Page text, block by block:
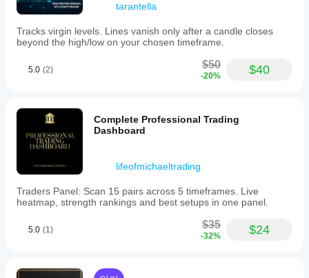
tarantella
Tracks virgin levels. Lines vanish only after a candle closes
beyond the high/low on your chosen timeframe.
5.0 (2) $50
-20% $40
Complete Professional Trading
Dashboard
lifeofmichaeltrading
Traders Panel: Scan 15 pairs across 5 timeframes. Live
heatmap, strength rankings and best setups in one panel.
5.0 (1) $35
-32% $24